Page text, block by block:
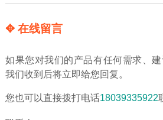
✥ 在线留言
如果您对我们的产品有任何需求、建
我们收到后将立即给您回复。
您也可以直接拨打电话18039335922